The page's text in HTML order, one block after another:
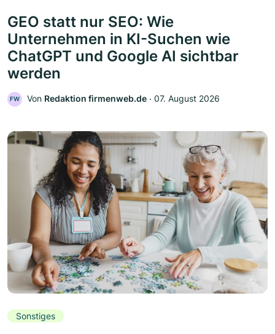
GEO statt nur SEO: Wie
Unternehmen in KI-Suchen wie
ChatGPT und Google AI sichtbar
werden
FW Von Redaktion firmenweb.de ‧ 07. August 2026
Sonstiges